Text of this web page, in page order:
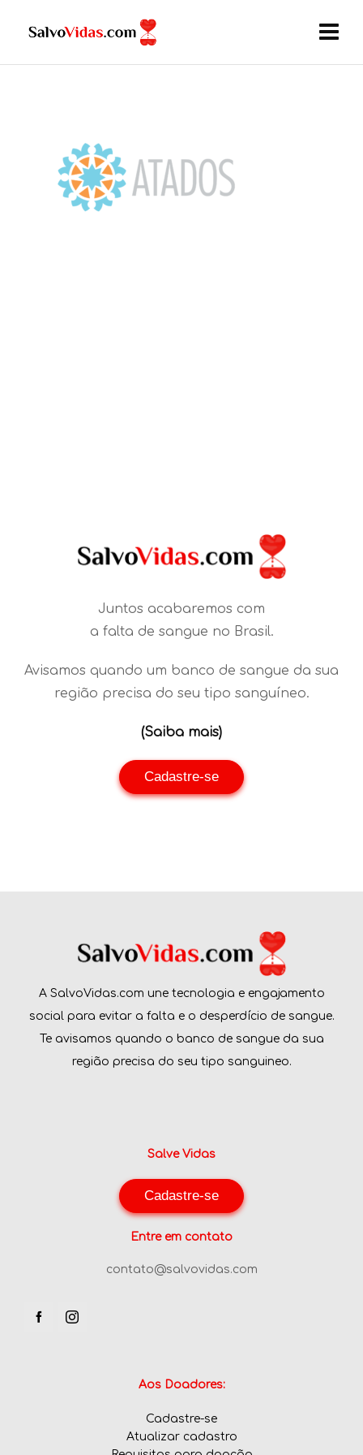
Juntos acabaremos com
a falta de sangue no Brasil.
Avisamos quando um banco de sangue da sua
região precisa do seu tipo sanguíneo.
(Saiba mais)
Cadastre-se
A SalvoVidas.com une tecnologia e engajamento
social para evitar a falta e o desperdício de sangue.
Te avisamos quando o banco de sangue da sua
região precisa do seu tipo sanguineo.
Salve Vidas
Cadastre-se
Entre em contato
contato@salvovidas.com
Aos Doadores:
Cadastre-se
Atualizar cadastro